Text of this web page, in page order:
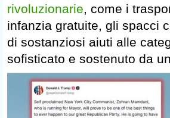
rivoluzionarie, come i
infanzia gratuite, gli spacci
di sostanziosi aiuti alle
sofisticato e sostenuto da